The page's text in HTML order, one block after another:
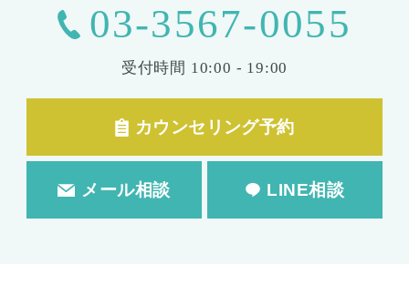
03-3567-0055
受付時間 10:00 - 19:00
カウンセリング予約
メール相談 LINE相談